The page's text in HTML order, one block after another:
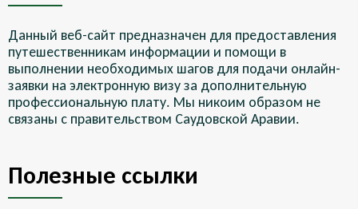
Данный веб-сайт предназначен для предоставления
путешественникам информации и помощи в
выполнении необходимых шагов для подачи онлайн-
заявки на электронную визу за дополнительную
профессиональную плату. Мы никоим образом не
связаны с правительством Саудовской Аравии.
Полезные ссылки